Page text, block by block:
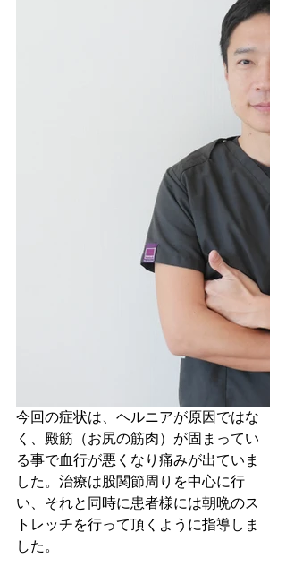
今回の症状は、ヘルニアが原因ではな
く、殿筋（お尻の筋肉）が固まってい
る事で血行が悪くなり痛みが出ていま
した。治療は股関節周りを中心に行
い、それと同時に患者様には朝晩のス
トレッチを行って頂くように指導しま
した。